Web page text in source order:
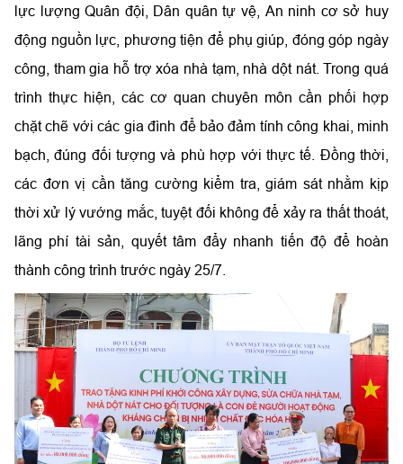
lực lượng Quân đội, Dân quân tự vệ, An ninh cơ sở huy
động nguồn lực, phương tiện để phụ giúp, đóng góp ngày
công, tham gia hỗ trợ xóa nhà tạm, nhà dột nát. Trong quá
trình thực hiện, các cơ quan chuyên môn cần phối hợp
chặt chẽ với các gia đình để bảo đảm tính công khai, minh
bạch, đúng đối tượng và phù hợp với thực tế. Đồng thời,
các đơn vị cần tăng cường kiểm tra, giám sát nhằm kịp
thời xử lý vướng mắc, tuyệt đối không để xảy ra thất thoát,
lãng phí tài sản, quyết tâm đẩy nhanh tiến độ để hoàn
thành công trình trước ngày 25/7.